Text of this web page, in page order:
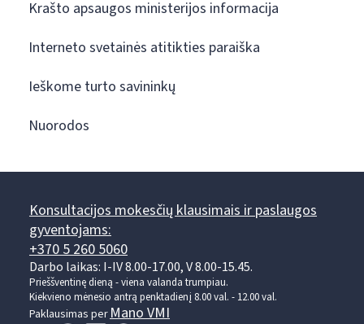
Krašto apsaugos ministerijos informacija
Interneto svetainės atitikties paraiška
Ieškome turto savininkų
Nuorodos
Konsultacijos mokesčių klausimais ir paslaugos
gyventojams:
+370 5 260 5060
Darbo laikas: I-IV 8.00-17.00, V 8.00-15.45.
Prieššventinę dieną - viena valanda trumpiau.
Kiekvieno mėnesio antrą penktadienį 8.00 val. - 12.00 val.
Paklausimas per Mano VMI